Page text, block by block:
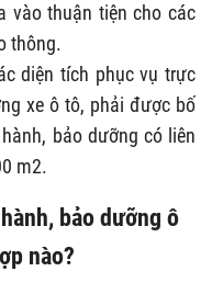
vào thuận tiện cho các
thông.
diện tích phục vụ trực
xe ô tô, phải được bố
bảo dưỡng có liên
m2.
bảo dưỡng ô
nào?